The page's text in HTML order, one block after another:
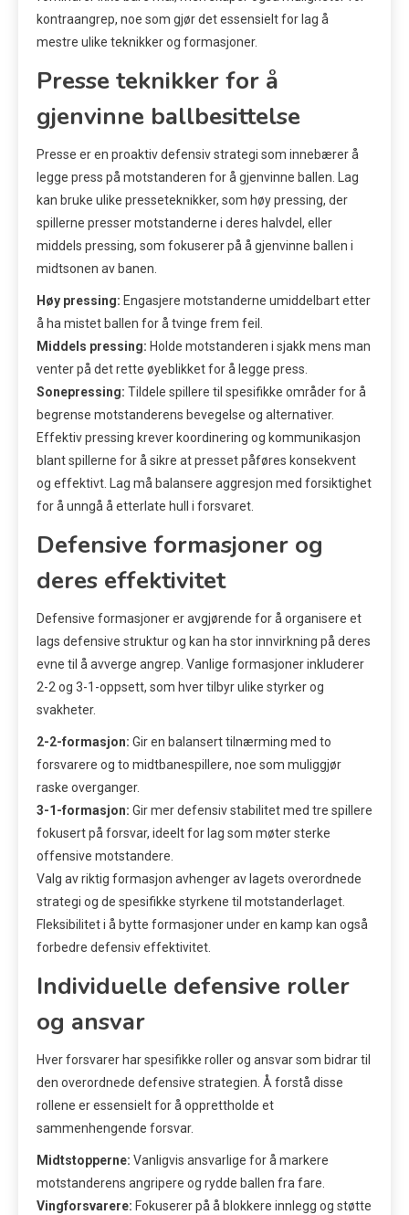
kontraangrep, noe som gjør det essensielt for lag å
mestre ulike teknikker og formasjoner.
Presse teknikker for å
gjenvinne ballbesittelse
Presse er en proaktiv defensiv strategi som innebærer å
legge press på motstanderen for å gjenvinne ballen. Lag
kan bruke ulike presseteknikker, som høy pressing, der
spillerne presser motstanderne i deres halvdel, eller
middels pressing, som fokuserer på å gjenvinne ballen i
midtsonen av banen.
Høy pressing: Engasjere motstanderne umiddelbart etter
å ha mistet ballen for å tvinge frem feil.
Middels pressing: Holde motstanderen i sjakk mens man
venter på det rette øyeblikket for å legge press.
Sonepressing: Tildele spillere til spesifikke områder for å
begrense motstanderens bevegelse og alternativer.
Effektiv pressing krever koordinering og kommunikasjon
blant spillerne for å sikre at presset påføres konsekvent
og effektivt. Lag må balansere aggresjon med forsiktighet
for å unngå å etterlate hull i forsvaret.
Defensive formasjoner og
deres effektivitet
Defensive formasjoner er avgjørende for å organisere et
lags defensive struktur og kan ha stor innvirkning på deres
evne til å avverge angrep. Vanlige formasjoner inkluderer
2-2 og 3-1-oppsett, som hver tilbyr ulike styrker og
svakheter.
2-2-formasjon: Gir en balansert tilnærming med to
forsvarere og to midtbanespillere, noe som muliggjør
raske overganger.
3-1-formasjon: Gir mer defensiv stabilitet med tre spillere
fokusert på forsvar, ideelt for lag som møter sterke
offensive motstandere.
Valg av riktig formasjon avhenger av lagets overordnede
strategi og de spesifikke styrkene til motstanderlaget.
Fleksibilitet i å bytte formasjoner under en kamp kan også
forbedre defensiv effektivitet.
Individuelle defensive roller
og ansvar
Hver forsvarer har spesifikke roller og ansvar som bidrar til
den overordnede defensive strategien. Å forstå disse
rollene er essensielt for å opprettholde et
sammenhengende forsvar.
Midtstopperne: Vanligvis ansvarlige for å markere
motstanderens angripere og rydde ballen fra fare.
Vingforsvarere: Fokuserer på å blokkere innlegg og støtte